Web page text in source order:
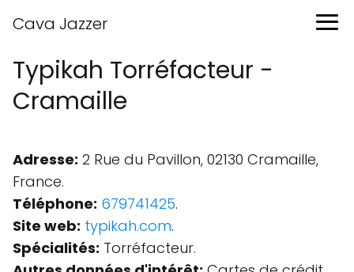
Cava Jazzer
Typikah Torréfacteur -
Cramaille
Adresse: 2 Rue du Pavillon, 02130 Cramaille,
France.
Téléphone: 679741425.
Site web: typikah.com.
Spécialités: Torréfacteur.